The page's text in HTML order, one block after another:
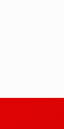
Konstruksi